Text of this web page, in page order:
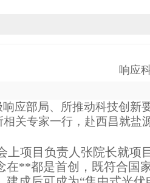
响应
响应部局、所推动科技创新
关专家一行，赴西昌就盐
上项目负责人张院长就项
在**都是首创，既符合国